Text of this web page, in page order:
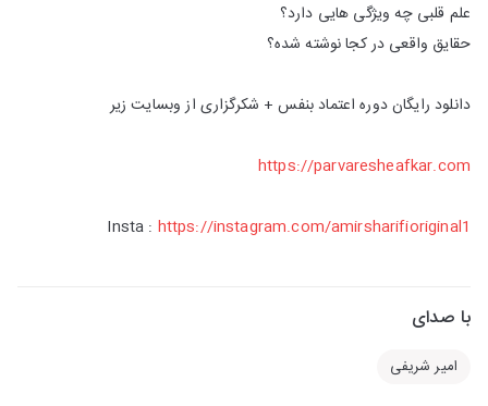
علم قلبی چه ویژگی هایی دارد؟
حقایق واقعی در کجا نوشته شده؟
دانلود رایگان دوره اعتماد بنفس + شکرگزاری از وبسایت زیر
https://parvaresheafkar.com
Insta : https://instagram.com/amirsharifioriginal1
با صدای
امیر شریفی